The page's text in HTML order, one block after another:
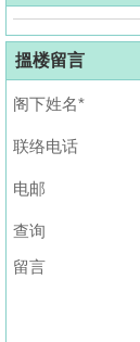
客
地
产
闻
数
据
布
搵楼留言
阁下姓名*
联络电话
电邮
查询
留言